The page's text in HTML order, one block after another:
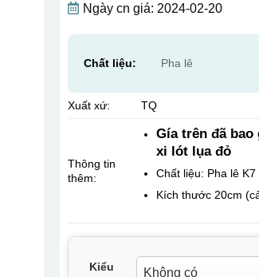
Ngày cn giá: 2024-02-20
Chất liệu: Pha lê
Xuất xứ: TQ
Thông tin
thêm:
Gía trên đã
xi lót lụa đỏ
Chất liệu: Pha lê K7
Kích thước 20cm
Kiểu